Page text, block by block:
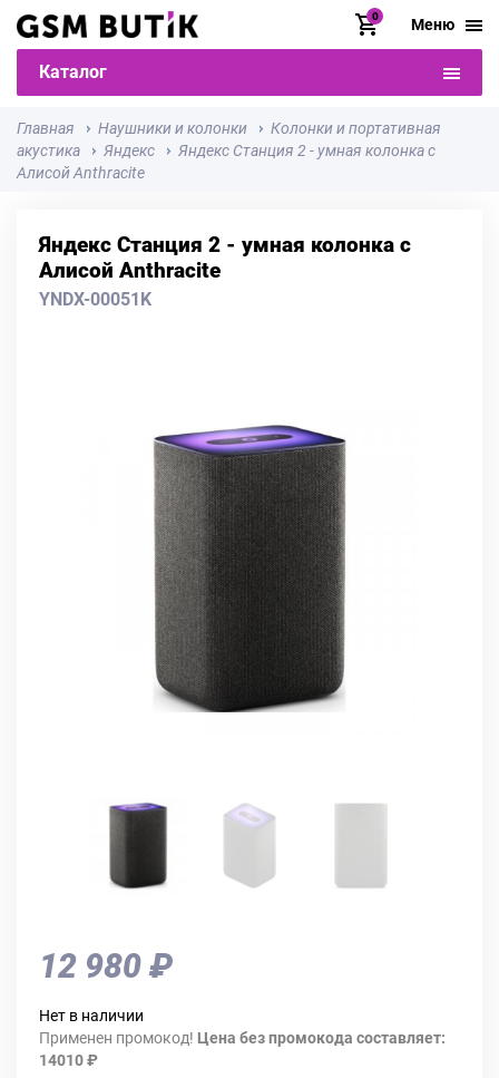
0 Меню
Каталог
Главная Наушники и колонки
Колонки и портативная
акустика
Яндекс
Яндекс Станция 2 - умная колонка с
Алисой Anthracite
Яндекс Станция 2 - умная колонка с
Алисой Anthracite
YNDX-00051K
12 980 ₽
Нет в наличии
Применен промокод! Цена без промокода составляет:
14010 ₽